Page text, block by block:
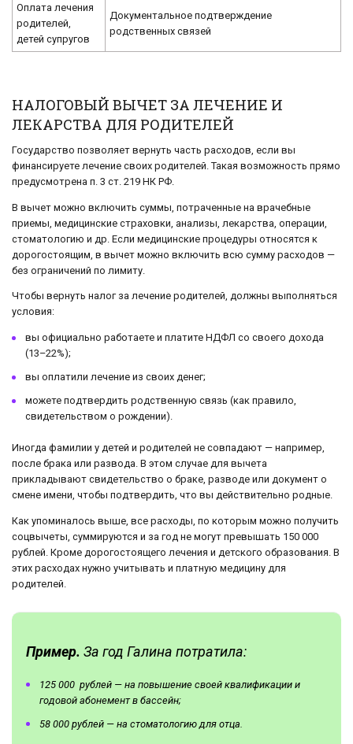
Оплата лечения
родителей,
детей супругов
Документальное подтверждение
родственных связей
НАЛОГОВЫЙ ВЫЧЕТ ЗА ЛЕЧЕНИЕ И
ЛЕКАРСТВА ДЛЯ РОДИТЕЛЕЙ
Государство позволяет вернуть часть расходов, если вы
финансируете лечение своих родителей. Такая возможность прямо
предусмотрена п. 3 ст. 219 НК РФ.
В вычет можно включить суммы, потраченные на врачебные
приемы, медицинские страховки, анализы, лекарства, операции,
стоматологию и др. Если медицинские процедуры относятся к
дорогостоящим, в вычет можно включить всю сумму расходов —
без ограничений по лимиту.
Чтобы вернуть налог за лечение родителей, должны выполняться
условия:
вы официально работаете и платите НДФЛ со своего дохода
(13–22%);
вы оплатили лечение из своих денег;
можете подтвердить родственную связь (как правило,
свидетельством о рождении).
Иногда фамилии у детей и родителей не совпадают — например,
после брака или развода. В этом случае для вычета
прикладывают свидетельство о браке, разводе или документ о
смене имени, чтобы подтвердить, что вы действительно родные.
Как упоминалось выше, все расходы, по которым можно получить
соцвычеты, суммируются и за год не могут превышать 150 000
рублей. Кроме дорогостоящего лечения и детского образования. В
этих расходах нужно учитывать и платную медицину для
родителей.
Пример. За год Галина потратила:
125 000 рублей — на повышение своей квалификации и
годовой абонемент в бассейн;
58 000 рублей — на стоматологию для отца.